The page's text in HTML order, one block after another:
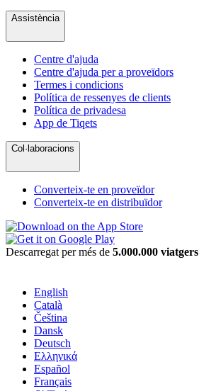
Assistència
Centre d'ajuda
Centre d'ajuda per a proveïdors
Termes i condicions
Política de ressenyes de clients
Política de privadesa
App de Tiqets
Col·laboracions
Converteix-te en proveïdor
Converteix-te en distribuïdor
Descarregat per més de 5.000.000 viatgers
English
Català
Čeština
Dansk
Deutsch
Ελληνικά
Español
Français